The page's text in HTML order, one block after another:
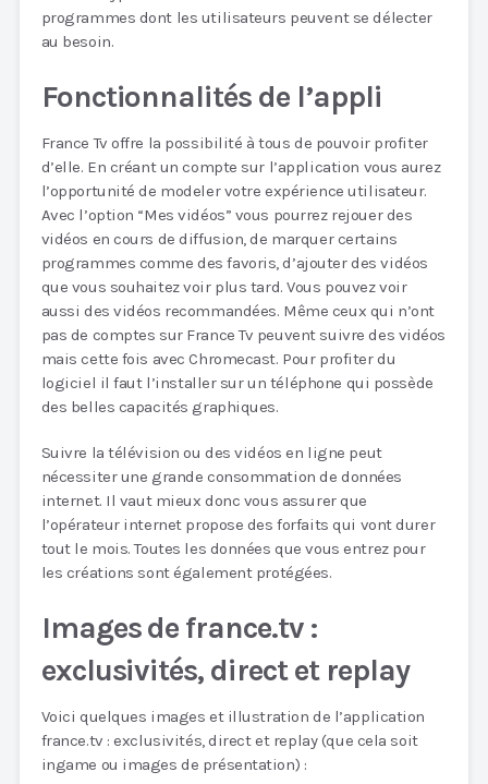
programmes dont les utilisateurs peuvent se délecter
au besoin.
Fonctionnalités de l’appli
France Tv offre la possibilité à tous de pouvoir profiter
d’elle. En créant un compte sur l’application vous aurez
l’opportunité de modeler votre expérience utilisateur.
Avec l’option “Mes vidéos” vous pourrez rejouer des
vidéos en cours de diffusion, de marquer certains
programmes comme des favoris, d’ajouter des vidéos
que vous souhaitez voir plus tard. Vous pouvez voir
aussi des vidéos recommandées. Même ceux qui n’ont
pas de comptes sur France Tv peuvent suivre des vidéos
mais cette fois avec Chromecast. Pour profiter du
logiciel il faut l’installer sur un téléphone qui possède
des belles capacités graphiques.
Suivre la télévision ou des vidéos en ligne peut
nécessiter une grande consommation de données
internet. Il vaut mieux donc vous assurer que
l’opérateur internet propose des forfaits qui vont durer
tout le mois. Toutes les données que vous entrez pour
les créations sont également protégées.
Images de france.tv :
exclusivités, direct et replay
Voici quelques images et illustration de l’application
france.tv : exclusivités, direct et replay (que cela soit
ingame ou images de présentation) :